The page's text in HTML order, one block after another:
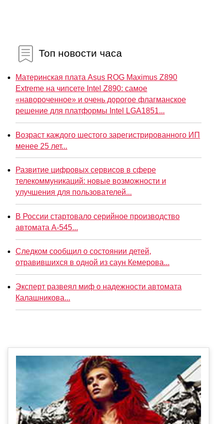
Топ новости часа
Материнская плата Asus ROG Maximus Z890
Extreme на чипсете Intel Z890: самое
«навороченное» и очень дорогое флагманское
решение для платформы Intel LGA1851...
Возраст каждого шестого зарегистрированного ИП
менее 25 лет...
Развитие цифровых сервисов в сфере
телекоммуникаций: новые возможности и
улучшения для пользователей...
В России стартовало серийное производство
автомата А-545...
Следком сообщил о состоянии детей,
отравившихся в одной из саун Кемерова...
Эксперт развеял миф о надежности автомата
Калашникова...